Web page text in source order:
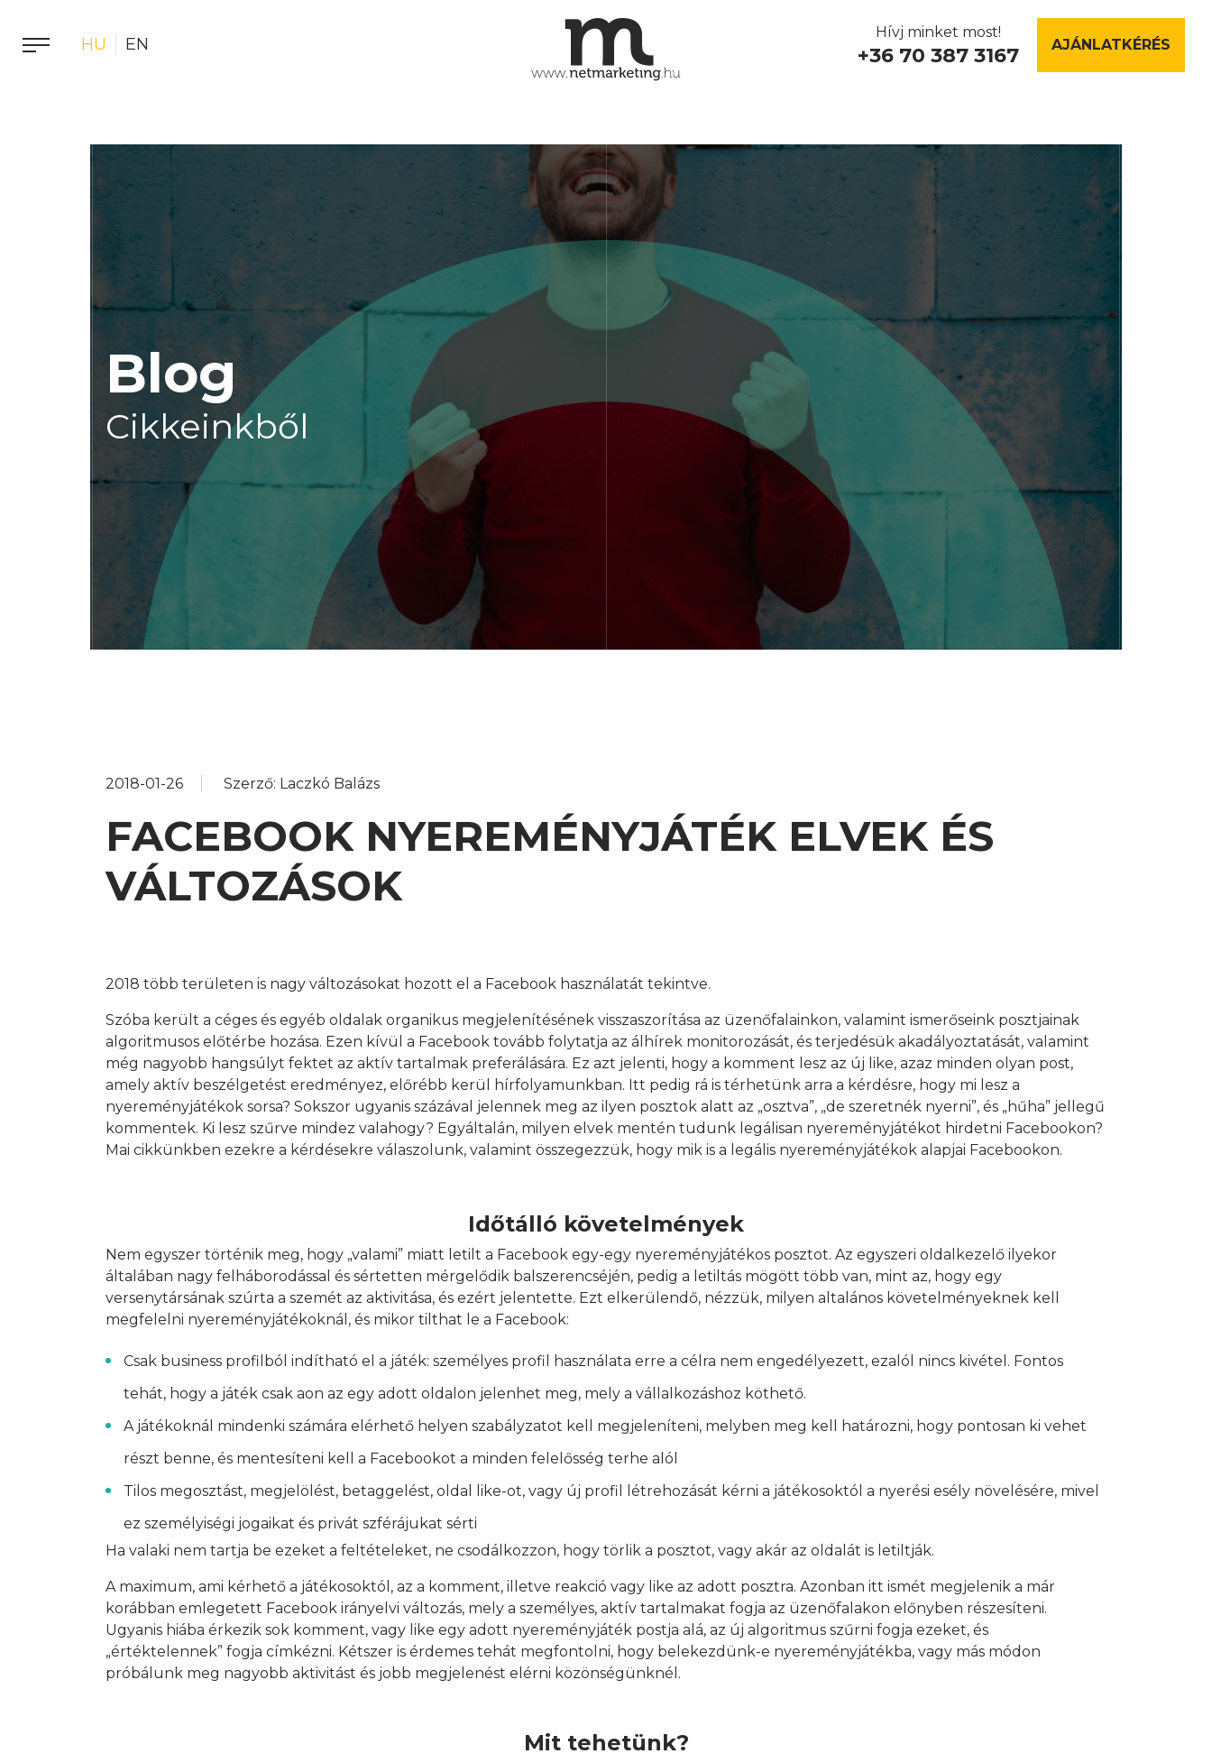
HU EN
Hívj minket most!
+36 70 387 3167 AJÁNLATKÉRÉS
Blog
Cikkeinkből
2018-01-26 Szerző: Laczkó Balázs
FACEBOOK NYEREMÉNYJÁTÉK ELVEK ÉS
VÁLTOZÁSOK
2018 több területen is nagy változásokat hozott el a Facebook használatát tekintve.
Szóba került a céges és egyéb oldalak organikus megjelenítésének visszaszorítása az üzenőfalainkon, valamint ismerőseink posztjainak
algoritmusos előtérbe hozása. Ezen kívül a Facebook tovább folytatja az álhírek monitorozását, és terjedésük akadályoztatását, valamint
még nagyobb hangsúlyt fektet az aktív tartalmak preferálására. Ez azt jelenti, hogy a komment lesz az új like, azaz minden olyan post,
amely aktív beszélgetést eredményez, előrébb kerül hírfolyamunkban. Itt pedig rá is térhetünk arra a kérdésre, hogy mi lesz a
nyereményjátékok sorsa? Sokszor ugyanis százával jelennek meg az ilyen posztok alatt az „osztva”, „de szeretnék nyerni”, és „hűha” jellegű
kommentek. Ki lesz szűrve mindez valahogy? Egyáltalán, milyen elvek mentén tudunk legálisan nyereményjátékot hirdetni Facebookon?
Mai cikkünkben ezekre a kérdésekre válaszolunk, valamint összegezzük, hogy mik is a legális nyereményjátékok alapjai Facebookon.
Időtálló követelmények
Nem egyszer történik meg, hogy „valami” miatt letilt a Facebook egy-egy nyereményjátékos posztot. Az egyszeri oldalkezelő ilyekor
általában nagy felháborodással és sértetten mérgelődik balszerencséjén, pedig a letiltás mögött több van, mint az, hogy egy
versenytársának szúrta a szemét az aktivitása, és ezért jelentette. Ezt elkerülendő, nézzük, milyen altalános követelményeknek kell
megfelelni nyereményjátékoknál, és mikor tilthat le a Facebook:
Csak business profilból indítható el a játék: személyes profil használata erre a célra nem engedélyezett, ezalól nincs kivétel. Fontos
tehát, hogy a játék csak aon az egy adott oldalon jelenhet meg, mely a vállalkozáshoz köthető.
A játékoknál mindenki számára elérhető helyen szabályzatot kell megjeleníteni, melyben meg kell határozni, hogy pontosan ki vehet
részt benne, és mentesíteni kell a Facebookot a minden felelősség terhe alól
Tilos megosztást, megjelölést, betaggelést, oldal like-ot, vagy új profil létrehozását kérni a játékosoktól a nyerési esély növelésére, mivel
ez személyiségi jogaikat és privát szférájukat sérti
Ha valaki nem tartja be ezeket a feltételeket, ne csodálkozzon, hogy törlik a posztot, vagy akár az oldalát is letiltják.
A maximum, ami kérhető a játékosoktól, az a komment, illetve reakció vagy like az adott posztra. Azonban itt ismét megjelenik a már
korábban emlegetett Facebook irányelvi változás, mely a személyes, aktív tartalmakat fogja az üzenőfalakon előnyben részesíteni.
Ugyanis hiába érkezik sok komment, vagy like egy adott nyereményjáték postja alá, az új algoritmus szűrni fogja ezeket, és
„értéktelennek” fogja címkézni. Kétszer is érdemes tehát megfontolni, hogy belekezdünk-e nyereményjátékba, vagy más módon
próbálunk meg nagyobb aktivitást és jobb megjelenést elérni közönségünknél.
Mit tehetünk?